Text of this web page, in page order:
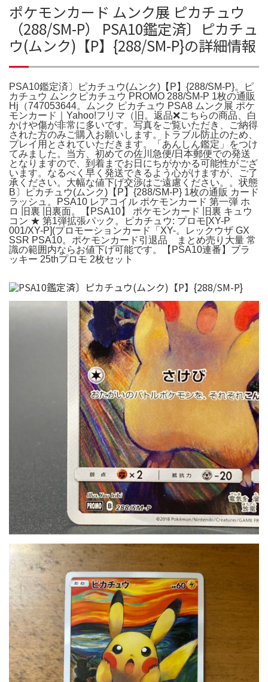
ポケモンカード ムンク展 ピカチュウ
（288/SM-P） PSA10鑑定済〕ピカチュ
ウ(ムンク)【P】{288/SM-P}の詳細情報
PSA10鑑定済〕ピカチュウ(ムンク)【P】{288/SM-P}。ピ
カチュウ ムンクピカチュウ PROMO 288/SM-P 1枚の通販
Hj（747053644。ムンク ピカチュウ PSA8 ムンク展 ポケ
モンカード｜Yahoo!フリマ（旧。返品❌こちらの商品、白
かけや傷が非常に多いです。写真をご覧いただき、ご納得
された方のみご購入お願いします。トラブル防止のため、
プレイ用とされていただきます。「あんしん鑑定」をつけ
てみました。当方、初めての佐川急便/日本郵便での発送
となりますので、到着までお日にちがかかる可能性がござ
います。なるべく早く発送できるよう心がけますが、ご了
承ください。大幅な値下げ交渉はご遠慮ください。。状態
B〕ピカチュウ(ムンク)【P】{288/SM-P} 1枚の通販 カード
ラッシュ。PSA10 レアコイル ポケモンカード 第一弾 ホ
ロ 旧裏 旧裏面。【PSA10】 ポケモンカード 旧裏 キュウ
コン ★ 第1弾拡張パック。ピカチュウ: プロモ[XY-P
001/XY-P](プロモーションカード「XY-。レックウザ GX
SSR PSA10。ポケモンカード引退品 まとめ売り大量 常
識の範囲内ならお値下げ可能です。【PSA10連番】ブラ
ッキー 25thプロモ 2枚セット